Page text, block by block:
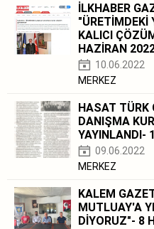
İLKHABER
"ÜRETİMDEKİ
KALICI
HAZİRAN
10.06.2022
MERKEZ
HASAT TÜRK
DANIŞMA
YAYINLANDI-
09.06.2022
MERKEZ
KALEM
MUTLUAY'A
DİYORUZ"- 8